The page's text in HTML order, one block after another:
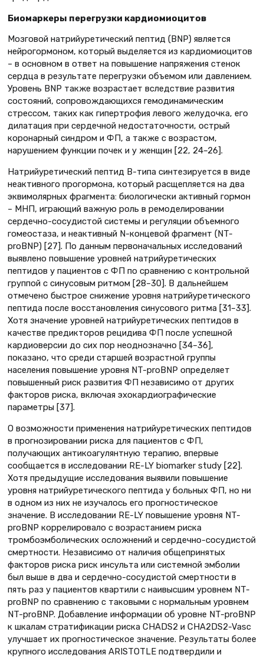
Биомаркеры перегрузки кардиомиоцитов
Мозговой натрийуретический пептид (BNP) является
нейрогормоном, который выделяется из кардиомиоцитов
– в основном в ответ на повышение напряжения стенок
сердца в результате перегрузки объемом или давлением.
Уровень BNP также возрастает вследствие развития
состояний, сопровождающихся гемодинамическим
стрессом, таких как гипертрофия левого желудочка, его
дилатация при сердечной недостаточности, острый
коронарный синдром и ФП, а также с возрастом,
нарушением функции почек и у женщин [22, 24–26].
Натрийуретический пептид B-типа синтезируется в виде
неактивного прогормона, который расщепляется на два
эквимолярных фрагмента: биологически активный гормон
– МНП, играющий важную роль в ремоделировании
сердечно-сосудистой системы и регуляции объемного
гомеостаза, и неактивный N-концевой фрагмент (NT-
proBNP) [27]. По данным первоначальных исследований
выявлено повышение уровней натрийуретических
пептидов у пациентов с ФП по сравнению с контрольной
группой с синусовым ритмом [28–30]. В дальнейшем
отмечено быстрое снижение уровня натрийуретического
пептида после восстановления синусового ритма [31–33].
Хотя значение уровней натрийуретических пептидов в
качестве предикторов рецидива ФП после успешной
кардиоверсии до сих пор неоднозначно [34–36],
показано, что среди старшей возрастной группы
населения повышение уровня NT-proBNP определяет
повышенный риск развития ФП независимо от других
факторов риска, включая эхокардиографические
параметры [37].
О возможности применения натрийуретических пептидов
в прогнозировании риска для пациентов с ФП,
получающих антикоагулянтную терапию, впервые
сообщается в исследовании RE-LY biomarker study [22].
Хотя предыдущие исследования выявили повышение
уровня натрийуретического пептида у больных ФП, но ни
в одном из них не изучалось его прогностическое
значение. В исследовании RE-LY повышение уровня NT-
proBNP коррелировало с возрастанием риска
тромбоэмболических осложнений и сердечно-сосудистой
смертности. Независимо от наличия общепринятых
факторов риска риск инсульта или системной эмболии
был выше в два и сердечно-сосудистой смертности в
пять раз у пациентов квартили с наивысшим уровнем NT-
proBNP по сравнению с таковыми с нормальным уровнем
NT-proBNP. Добавление информации об уровне NT-proBNP
к шкалам стратификации риска CHADS2 и CHA2DS2-Vasc
улучшает их прогностическое значение. Результаты более
крупного исследования ARISTOTLE подтвердили и